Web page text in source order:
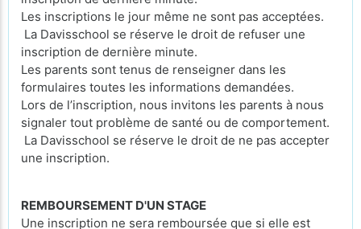
Les inscriptions le jour même ne sont pas acceptées.
La Davisschool se réserve le droit de refuser une
inscription de dernière minute.
Les parents sont tenus de renseigner dans les
formulaires toutes les informations demandées.
Lors de l’inscription, nous invitons les parents à nous
signaler tout problème de santé ou de comportement.
La Davisschool se réserve le droit de ne pas accepter
une inscription.
REMBOURSEMENT D'UN STAGE
Une inscription ne sera remboursée que si elle est